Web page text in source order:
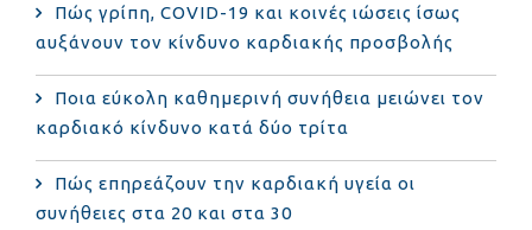
Πώς γρίπη, COVID-19 και κοινές ιώσεις ίσως
αυξάνουν τον κίνδυνο καρδιακής προσβολής
Ποια εύκολη καθημερινή συνήθεια μειώνει τον
καρδιακό κίνδυνο κατά δύο τρίτα
Πώς επηρεάζουν την καρδιακή υγεία οι
συνήθειες στα 20 και στα 30